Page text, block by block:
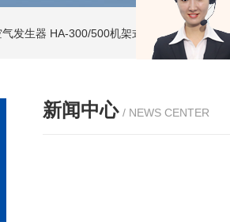
发生器 HA-300/500机架式氢空一体机 KPS-
新闻中心 / NEWS CENTER